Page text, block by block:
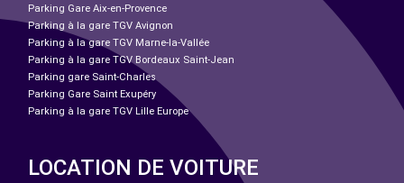
Parking Gare Aix-en-Provence
Parking à la gare TGV Avignon
Parking à la gare TGV Marne-la-Vallée
Parking à la gare TGV Bordeaux Saint-Jean
Parking gare Saint-Charles
Parking Gare Saint Exupéry
Parking à la gare TGV Lille Europe
LOCATION DE VOITURE